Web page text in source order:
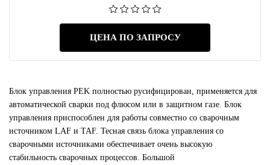
ЦЕНА ПО ЗАПРОСУ
Блок управления PEK полностью русифицирован, применяется для
автоматической сварки под флюсом или в защитном газе. Блок
управления приспособлен для работы совместно со сварочным
источником LAF и ТАF. Тесная связь блока управления со
сварочными источниками обеспечивает очень высокую
стабильность сварочных процессов. Большой